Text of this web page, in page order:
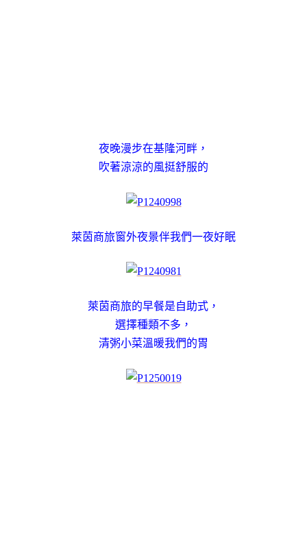
夜晚漫步在基隆河畔，
吹著涼涼的風挺舒服的
萊茵商旅窗外夜景伴我們一夜好眠
萊茵商旅的早餐是自助式，
選擇種類不多，
清粥小菜溫暖我們的胃